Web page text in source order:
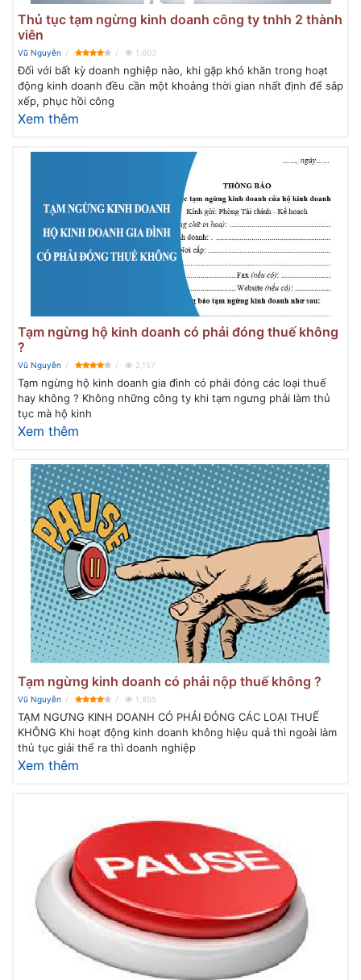
Thủ tục tạm ngừng kinh doanh công ty tnhh 2 thành
viên
Vũ Nguyễn 1,603
Đối với bất kỳ doanh nghiệp nào, khi gặp khó khăn trong hoạt
động kinh doanh đều cần một khoảng thời gian nhất định để sắp
xếp, phục hồi công
Xem thêm
Tạm ngừng hộ kinh doanh có phải đóng thuế không
?
Vũ Nguyễn 2,157
Tạm ngừng hộ kinh doanh gia đình có phải đóng các loại thuế
hay không ? Không những công ty khi tạm ngưng phải làm thủ
tục mà hộ kinh
Xem thêm
Tạm ngừng kinh doanh có phải nộp thuế không ?
Vũ Nguyễn 1,855
TẠM NGƯNG KINH DOANH CÓ PHẢI ĐÓNG CÁC LOẠI THUẾ
KHÔNG Khi hoạt động kinh doanh không hiệu quả thì ngoài làm
thủ tục giải thể ra thì doanh nghiệp
Xem thêm